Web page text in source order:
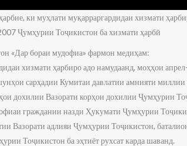
ки муҳлати муқарраргардидаи хизмати
Ҷумҳурии Тоҷикистон ба хизмати ҳарбӣ
«Дар бораи мудофиа» фармон медиҳам:
хизмати ҳарбиро адо намудаанд, моҳҳои
сарҳадии Кумитаи давлатии амнияти
дохилии Вазорати корҳои дохилии Ҷумҳурии
граждании назди Ҳукумати Ҷумҳурии
Вазорати адлияи Ҷумҳурии Тоҷикистон,
Тоҷикистон ба эҳтиёт рухсат карда шаванд.